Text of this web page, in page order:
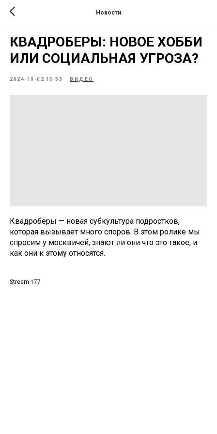
Новости
КВАДРОБЕРЫ: НОВОЕ ХОББИ
ИЛИ СОЦИАЛЬНАЯ УГРОЗА?
2024-10-02 15:33 ВИДЕО
Квадроберы — новая субкультура подростков,
которая вызывает много споров. В этом ролике мы
спросим у москвичей, знают ли они что это такое, и
как они к этому относятся.
Stream 177